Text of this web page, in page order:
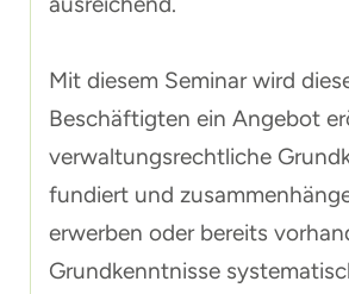
Mit diesem Seminar wird
Beschäftigten ein Angebot
verwaltungsrechtliche
fundiert und
erwerben oder bereits
Grundkenntnisse